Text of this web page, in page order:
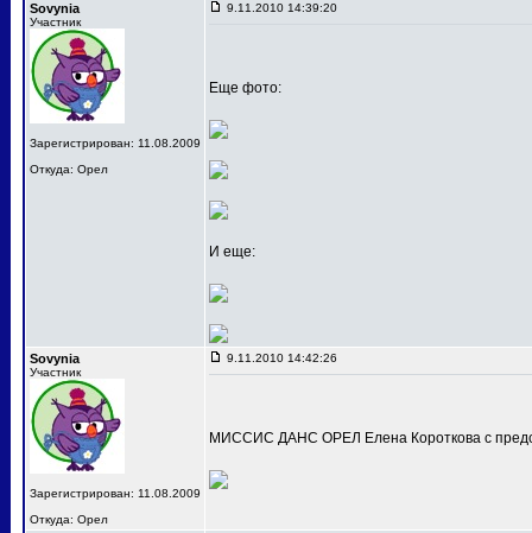
Sovynia
Участник
Зарегистрирован: 11.08.2009
Откуда: Орел
9.11.2010 14:39:20
Еще фото:
И еще:
Sovynia
Участник
Зарегистрирован: 11.08.2009
Откуда: Орел
9.11.2010 14:42:26
МИССИС ДАНС ОРЕЛ Елена Короткова с